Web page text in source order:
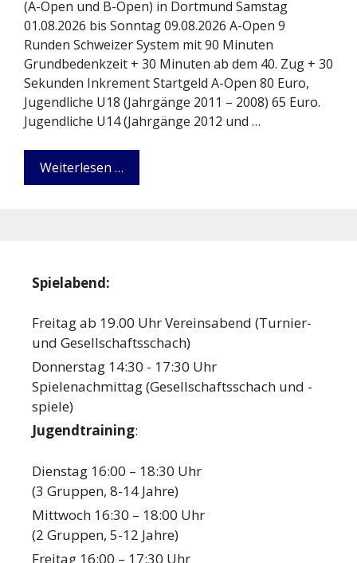
(A-Open und B-Open) in Dortmund Samstag
01.08.2026 bis Sonntag 09.08.2026 A-Open 9
Runden Schweizer System mit 90 Minuten
Grundbedenkzeit + 30 Minuten ab dem 40. Zug + 30
Sekunden Inkrement Startgeld A-Open 80 Euro,
Jugendliche U18 (Jahrgänge 2011 – 2008) 65 Euro.
Jugendliche U14 (Jahrgänge 2012 und …
Weiterlesen …
Spielabend:
Freitag ab 19.00 Uhr Vereinsabend (Turnier-
und Gesellschaftsschach)
Donnerstag 14:30 - 17:30 Uhr
Spielenachmittag (Gesellschaftsschach und -
spiele)
Jugendtraining:
Dienstag 16:00 – 18:30 Uhr
(3 Gruppen, 8-14 Jahre)
Mittwoch 16:30 – 18:00 Uhr
(2 Gruppen, 5-12 Jahre)
Freitag 16:00 – 17:30 Uhr